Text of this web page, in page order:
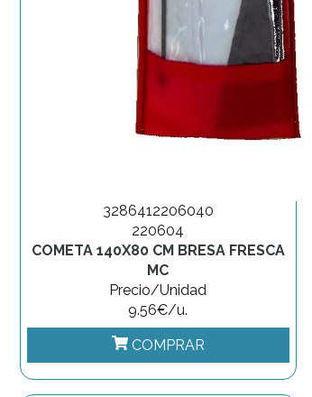
3286412206040
220604
COMETA 140X80 CM BRESA FRESCA
MC
Precio/Unidad
9.56€/u.
COMPRAR